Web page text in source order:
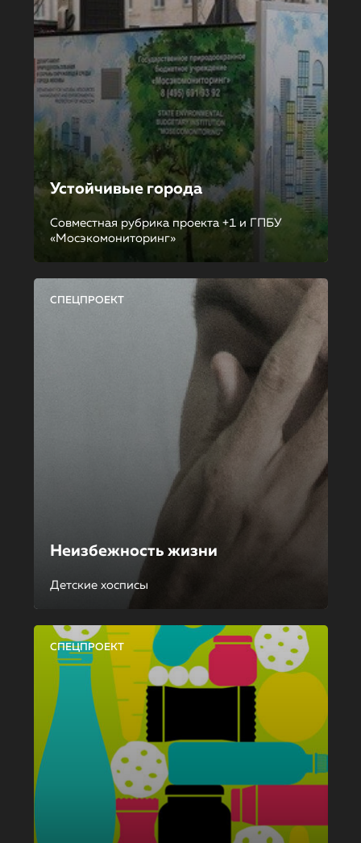
Устойчивые города
Совместная рубрика проекта +1 и ГПБУ
«Мосэкомониторинг»
СПЕЦПРОЕКТ
Неизбежность жизни
Детские хосписы
СПЕЦПРОЕКТ